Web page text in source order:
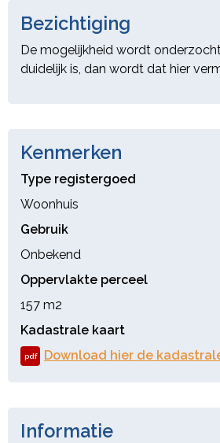
Overige aantekening
Afkomstig uit stuk Hyp4 40359/
Ingeschreven op 03-06-2005 om
Bezichtiging
De mogelijkheid wordt
duidelijk is, dan wordt dat hier
Kenmerken
Type registergoed
Woonhuis
Gebruik
Onbekend
Oppervlakte perceel
157 m2
Kadastrale kaart
pdf Download hier de
Informatie